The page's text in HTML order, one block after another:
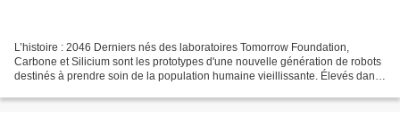
L’histoire : 2046 Derniers nés des laboratoires Tomorrow Foundation,
Carbone et Silicium sont les prototypes d'une nouvelle génération de robots
destinés à prendre soin de la population humaine vieillissante. Élevés dans